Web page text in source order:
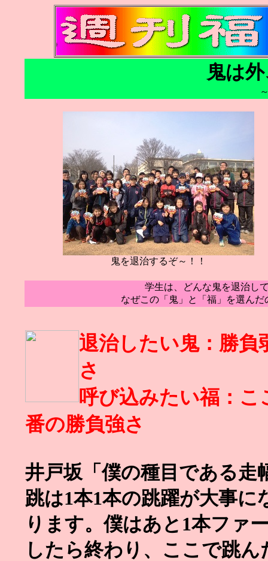
鬼は
鬼を退治するぞ～！！
学生は、どんな鬼を退治し
なぜこの「鬼」と「福」を選ん
退治したい鬼：勝負
さ
呼び込みたい福：こ
番の勝負強さ
井戸坂「僕の種目である走
跳は1本1本の跳躍が大事に
ります。僕はあと1本ファ
したら終わり、ここで跳ん